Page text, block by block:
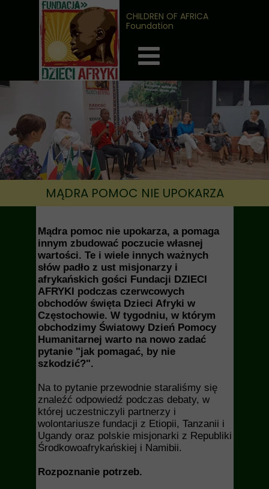
MĄDRA POMOC NIE UPOKARZA
Mądra pomoc nie upokarza, a pomaga
innym zbudować poczucie własnej
wartości. Te i wiele innych ważnych
słów padło z ust misjonarzy i
afrykańskich gości Fundacji DZIECI
AFRYKI podczas czerwcowych
obchodów święta Dzieci Afryki w
Częstochowie. W tygodniu, w którym
obchodzimy Światowy Dzień Pomocy
Humanitarnej warto na nowo zadać
pytanie "jak pomagać, by nie
szkodzić?".
Na to pytanie przewodnie staraliśmy się
znaleźć odpowiedź podczas debaty, w
której uczestniczyli partnerzy i
wolontariusze fundacji z Etiopii, Tanzanii i
Ugandy oraz polskie misjonarki z Republiki
Środkowoafrykańskiej i Namibii.
Rozpoznanie potrzeb.
CHILDREN OF AFRICA
Foundation